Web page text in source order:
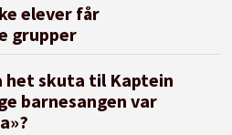
elever får
grupper
het skuta til Kaptein
barnesangen var